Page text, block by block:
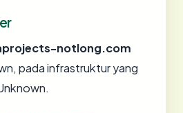
notlong.com
pada infrastruktur yang